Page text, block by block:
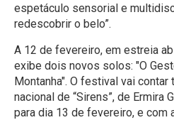
espetáculo sensorial e
redescobrir o belo”.
A 12 de fevereiro, em estreia
exibe dois novos solos: "O
Montanha". O festival vai
nacional de “Sirens”, de Ermira
para dia 13 de fevereiro, e com